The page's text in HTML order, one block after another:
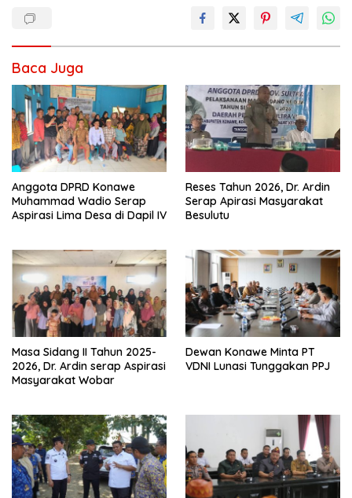
Baca Juga
Anggota DPRD Konawe
Muhammad Wadio Serap
Aspirasi Lima Desa di Dapil IV
Reses Tahun 2026, Dr. Ardin
Serap Apirasi Masyarakat
Besulutu
Masa Sidang II Tahun 2025-
2026, Dr. Ardin serap Aspirasi
Masyarakat Wobar
Dewan Konawe Minta PT
VDNI Lunasi Tunggakan PPJ